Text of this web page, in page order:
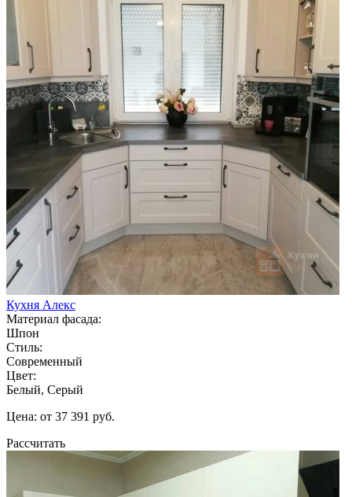
Кухня Алекс
Материал фасада:
Шпон
Стиль:
Современный
Цвет:
Белый, Серый
Цена: от 37 391 руб.
Рассчитать